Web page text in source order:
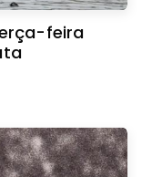
feira